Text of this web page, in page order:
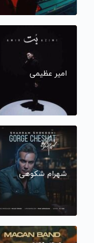
امیر عظیمی
شهرام شکوهی